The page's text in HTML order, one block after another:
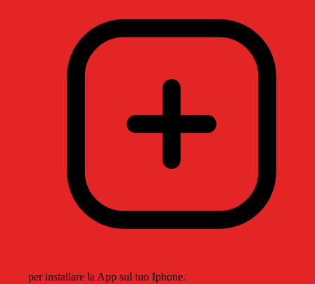
per installare la App sul tuo Iphone.